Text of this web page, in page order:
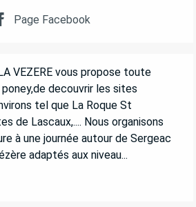
Page Facebook
VEZERE vous propose toute
poney,de decouvrir les sites
tel que La Roque St
de Lascaux,.... Nous organisons
à une journée autour de Sergeac
adaptés aux niveau...